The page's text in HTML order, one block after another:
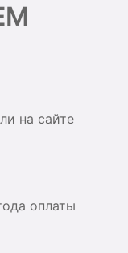
на сайте
оплаты